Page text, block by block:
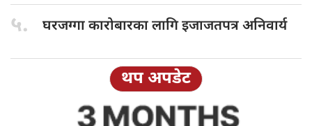
५. घरजग्गा कारोबारकालागि इजाजतपत्र अनिवार्य
थप अपडेट